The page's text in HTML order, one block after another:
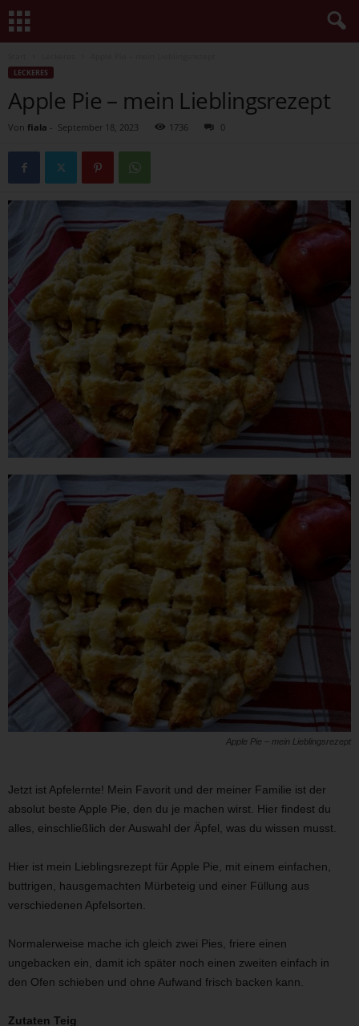
LECKERES
Apple Pie – mein Lieblingsrezept
Von fiala - September 18, 2023 1736 0
Apple Pie – mein Lieblingsrezept
Jetzt ist Apfelernte! Mein Favorit und der meiner Familie ist der
absolut beste Apple Pie, den du je machen wirst. Hier findest du
alles, einschließlich der Auswahl der Äpfel, was du wissen musst.
Hier ist mein Lieblingsrezept für Apple Pie, mit einem einfachen,
buttrigen, hausgemachten Mürbeteig und einer Füllung aus
verschiedenen Apfelsorten.
Normalerweise mache ich gleich zwei Pies, friere einen
ungebacken ein, damit ich später noch einen zweiten einfach in
den Ofen schieben und ohne Aufwand frisch backen kann.
Zutaten Teig